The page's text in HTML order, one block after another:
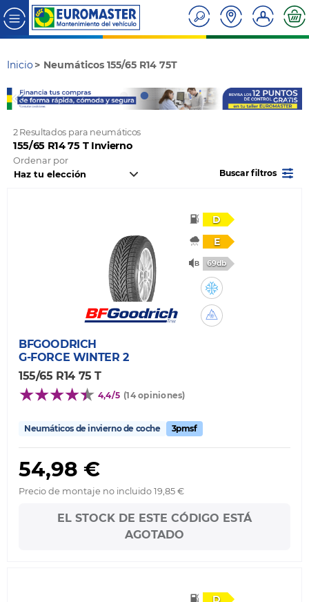
Inicio Neumáticos 155/65 R14 75T
2 Resultados para neumáticos
155/65 R14 75 T Invierno
Ordenar por
Buscar filtros
D
E
69db
BFGOODRICH
G-FORCE WINTER 2
155/65 R14 75 T
4,4/5 (14 opiniones)
Neumáticos de invierno de coche 3pmsf
54,98 €
Precio de montaje no incluido 19,85 €
EL STOCK DE ESTE CÓDIGO ESTÁ
AGOTADO
D